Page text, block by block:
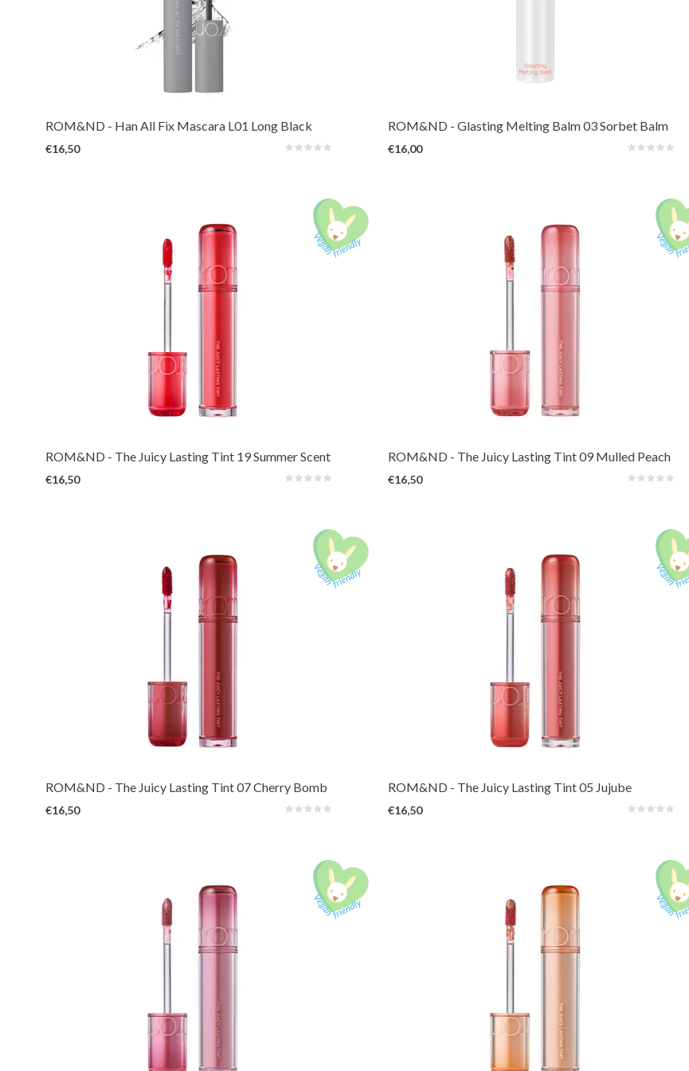
Een langhoudende mascara die verborgen lengte en volume onthult door
ROM&ND - Han All Fix Mascara L01 Long Black
€16,50
zachte, glasachtige glans. Geeft een subtiele tint of een verfrissend
ROM&ND - Glasting Melting Balm 03 Sorbet Balm
€16,00
De verbeterde en langer houdende 3e generatie van het geliefde Rom&nd-
product. De levendige en unieke tinten, geïnspireerd op verse vruchten uit
de natuur, zorgen voor een sappige, glanzende kleur die de hele dag
ROM&ND - The Juicy Lasting Tint 19 Summer Scent
€16,50
De verbeterde en langer houdende 3e generatie van het geliefde Rom&nd-
product. De levendige en unieke tinten, geïnspireerd op verse vruchten uit
de natuur, zorgen voor een sappige, glanzende kleur die de hele dag
ROM&ND - The Juicy Lasting Tint 09 Mulled Peach
€16,50
De verbeterde en langer houdende 3e generatie van het geliefde Rom&nd-
product. De levendige en unieke tinten, geïnspireerd op verse vruchten uit
de natuur, zorgen voor een sappige, glanzende kleur die de hele dag
ROM&ND - The Juicy Lasting Tint 07 Cherry Bomb
€16,50
De verbeterde en langer houdende 3e generatie van het geliefde Rom&nd-
product. De levendige en unieke tinten, geïnspireerd op verse vruchten uit
de natuur, zorgen voor een sappige, glanzende kleur die de hele dag
ROM&ND - The Juicy Lasting Tint 05 Jujube
€16,50
De verbeterde en langer houdende 3e generatie van het geliefde Rom&nd-
product. De levendige en unieke tinten, geïnspireerd op verse vruchten uit
De verbeterde en langer houdende 3e generatie van het geliefde Rom&nd-
product. De levendige en unieke tinten, geïnspireerd op verse vruchten uit